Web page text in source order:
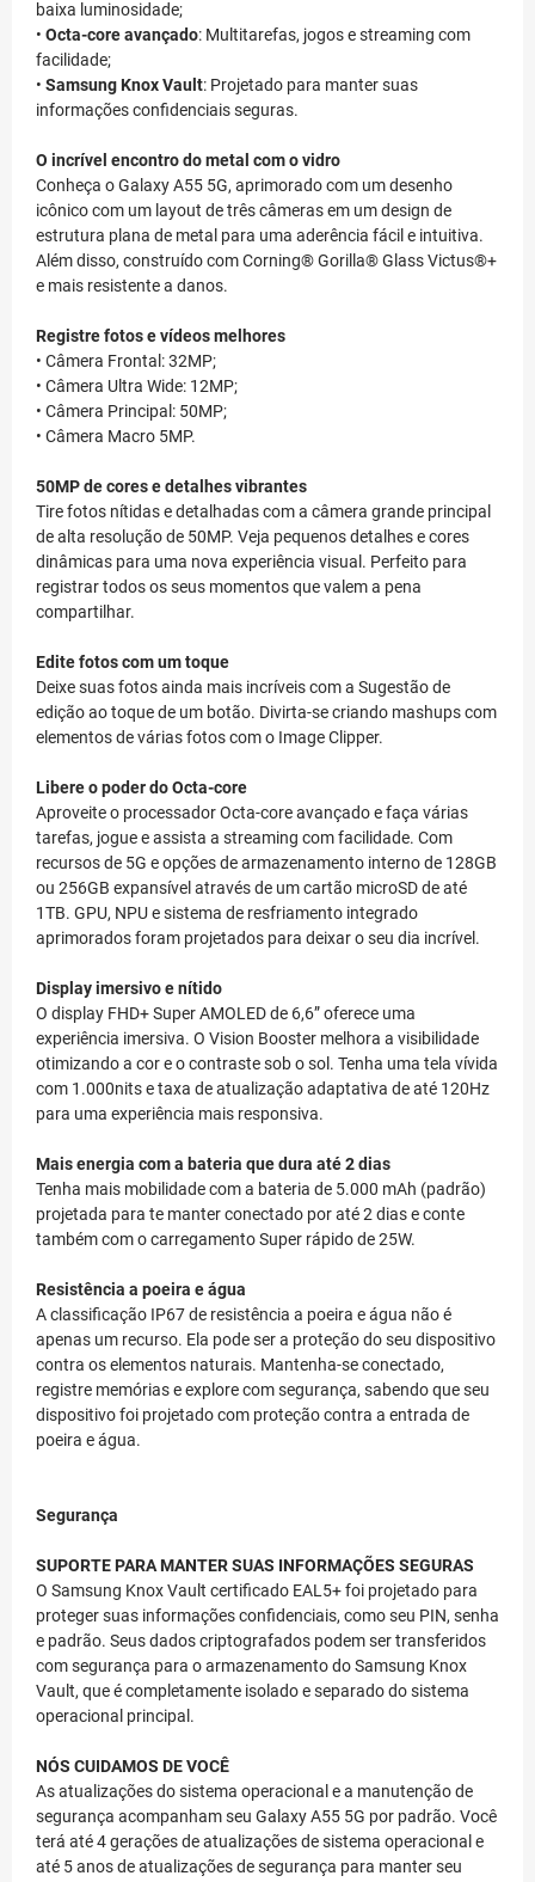
baixa luminosidade;
• Octa-core avançado: Multitarefas, jogos e streaming com
facilidade;
• Samsung Knox Vault: Projetado para manter suas
informações confidenciais seguras.
O incrível encontro do metal com o vidro
Conheça o Galaxy A55 5G, aprimorado com um desenho
icônico com um layout de três câmeras em um design de
estrutura plana de metal para uma aderência fácil e intuitiva.
Além disso, construído com Corning® Gorilla® Glass Victus®+
e mais resistente a danos.
Registre fotos e vídeos melhores
• Câmera Frontal: 32MP;
• Câmera Ultra Wide: 12MP;
• Câmera Principal: 50MP;
• Câmera Macro 5MP.
50MP de cores e detalhes vibrantes
Tire fotos nítidas e detalhadas com a câmera grande principal
de alta resolução de 50MP. Veja pequenos detalhes e cores
dinâmicas para uma nova experiência visual. Perfeito para
registrar todos os seus momentos que valem a pena
compartilhar.
Edite fotos com um toque
Deixe suas fotos ainda mais incríveis com a Sugestão de
edição ao toque de um botão. Divirta-se criando mashups com
elementos de várias fotos com o Image Clipper.
Libere o poder do Octa-core
Aproveite o processador Octa-core avançado e faça várias
tarefas, jogue e assista a streaming com facilidade. Com
recursos de 5G e opções de armazenamento interno de 128GB
ou 256GB expansível através de um cartão microSD de até
1TB. GPU, NPU e sistema de resfriamento integrado
aprimorados foram projetados para deixar o seu dia incrível.
Display imersivo e nítido
O display FHD+ Super AMOLED de 6,6” oferece uma
experiência imersiva. O Vision Booster melhora a visibilidade
otimizando a cor e o contraste sob o sol. Tenha uma tela vívida
com 1.000nits e taxa de atualização adaptativa de até 120Hz
para uma experiência mais responsiva.
Mais energia com a bateria que dura até 2 dias
Tenha mais mobilidade com a bateria de 5.000 mAh (padrão)
projetada para te manter conectado por até 2 dias e conte
também com o carregamento Super rápido de 25W.
Resistência a poeira e água
A classificação IP67 de resistência a poeira e água não é
apenas um recurso. Ela pode ser a proteção do seu dispositivo
contra os elementos naturais. Mantenha-se conectado,
registre memórias e explore com segurança, sabendo que seu
dispositivo foi projetado com proteção contra a entrada de
poeira e água.
Segurança
SUPORTE PARA MANTER SUAS INFORMAÇÕES SEGURAS
O Samsung Knox Vault certificado EAL5+ foi projetado para
proteger suas informações confidenciais, como seu PIN, senha
e padrão. Seus dados criptografados podem ser transferidos
com segurança para o armazenamento do Samsung Knox
Vault, que é completamente isolado e separado do sistema
operacional principal.
NÓS CUIDAMOS DE VOCÊ
As atualizações do sistema operacional e a manutenção de
segurança acompanham seu Galaxy A55 5G por padrão. Você
terá até 4 gerações de atualizações de sistema operacional e
até 5 anos de atualizações de segurança para manter seu